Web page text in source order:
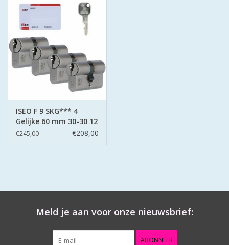
ISEO F 9 SKG*** 4
Gelijke 60 mm 30-30 12
sleutels
€245,00 €208,00
Meld je aan voor onze nieuwsbrief:
ABONNEER